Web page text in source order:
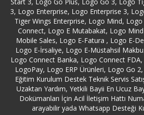
Bilecik Logo Destek
Bingöl Logo Destek
Bitlis Logo Destek
Bolu Logo Destek
3, Logo Enterprise, Logo Enterprise 3,
Tiger Wings Enterprise, Logo Mind,
Connect, Logo E Mutabakat, Logo
Mobile Sales, Logo E-Fatura , Logo E-
Logo E-İrsaliye, Logo E-Müstahsil
Logo Connect Banka, Logo Connect
LogoPay, Logo ERP Ürünleri, Logo Go
Eğitim Kurulum Destek Teknik Servis
Uzaktan Yardım, Yetkili Bayii En Ucuz
Dokümanları İçin Acil İletişim Hattı
arayabilir yada Whatsapp Desteği